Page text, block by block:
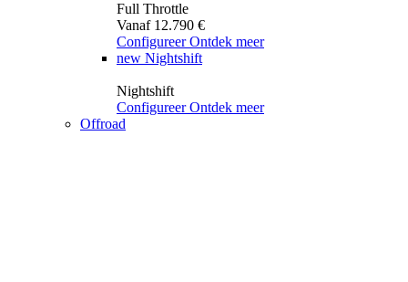
Full Throttle
Vanaf 12.790 €
Configureer Ontdek meer
new Nightshift
Nightshift
Configureer Ontdek meer
Offroad